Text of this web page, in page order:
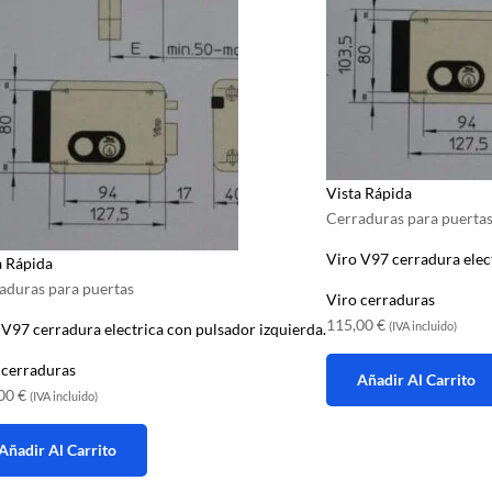
Rápida
para puertas
cerradura electrica con pulsador izquierda.
€ (IVA incluido)
Al Carrito
Vista Rápida
Cerraduras para puertas
Viro V97 cerradura
Viro cerraduras
115,00€ (IVA incluido)
Añadir Al Carrito